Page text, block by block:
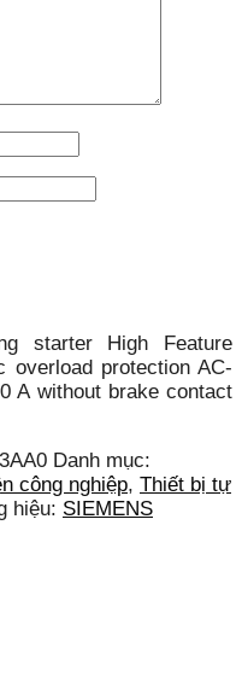
starter High Feature
overload protection AC-
A without brake contact
Danh mục:
công nghiệp, Thiết bị tự
hiệu: SIEMENS